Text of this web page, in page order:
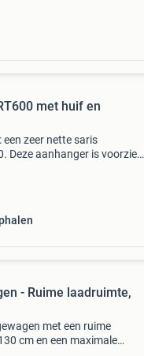
met huif en
een zeer nette saris
Deze aanhanger is voorzien
- Ruime laadruimte,
met een ruime
cm en een maximale